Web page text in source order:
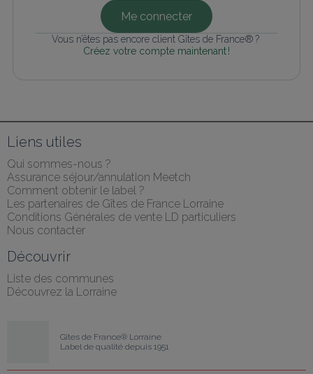
Me connecter
Vous n’êtes pas encore client Gîtes de France® ?
Créez votre compte maintenant !
Liens utiles
Qui sommes-nous ?
Assurance séjour/annulation Meetch
Comment obtenir le label ?
Les partenaires de Gîtes de France Lorraine
Conditions Générales de vente LD particuliers
Nous contacter
Découvrir
Liste des communes
Découvrez la Lorraine
Gîtes de France® Lorraine
Label de qualité depuis 1951